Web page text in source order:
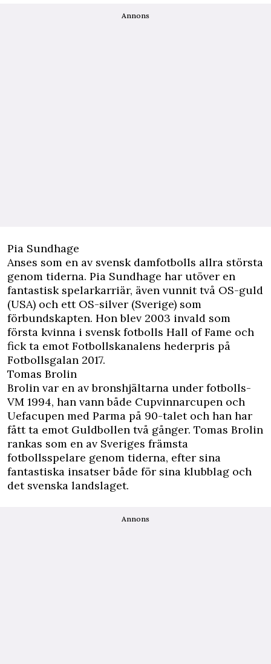
Annons
Pia Sundhage
Anses som en av svensk damfotbolls allra största
genom tiderna. Pia Sundhage har utöver en
fantastisk spelarkarriär, även vunnit två OS-guld
(USA) och ett OS-silver (Sverige) som
förbundskapten. Hon blev 2003 invald som
första kvinna i svensk fotbolls Hall of Fame och
fick ta emot Fotbollskanalens hederpris på
Fotbollsgalan 2017.
Tomas Brolin
Brolin var en av bronshjältarna under fotbolls-
VM 1994, han vann både Cupvinnarcupen och
Uefacupen med Parma på 90-talet och han har
fått ta emot Guldbollen två gånger. Tomas Brolin
rankas som en av Sveriges främsta
fotbollsspelare genom tiderna, efter sina
fantastiska insatser både för sina klubblag och
det svenska landslaget.
Annons